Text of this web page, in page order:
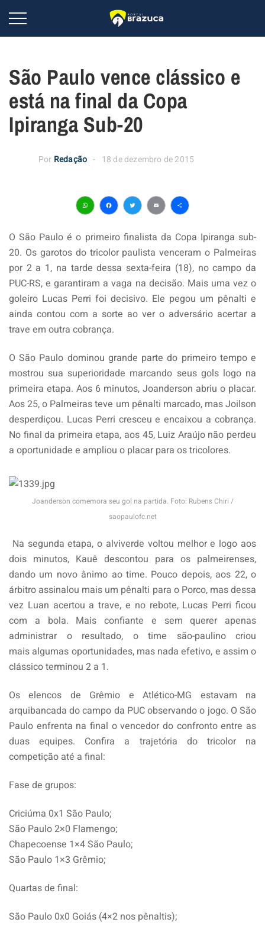
São Paulo vence clássico e
está na final da Copa
Ipiranga Sub-20
Por Redação 18 de dezembro de 2015
WhatsApp
Facebook
Twitter
EmailShare
O São Paulo é o primeiro finalista da Copa Ipiranga sub-
20. Os garotos do tricolor paulista venceram o Palmeiras
por 2 a 1, na tarde dessa sexta-feira (18), no campo da
PUC-RS, e garantiram a vaga na decisão. Mais uma vez o
goleiro Lucas Perri foi decisivo. Ele pegou um pênalti e
ainda contou com a sorte ao ver o adversário acertar a
trave em outra cobrança.
O São Paulo dominou grande parte do primeiro tempo e
mostrou sua superioridade marcando seus gols logo na
primeira etapa. Aos 6 minutos, Joanderson abriu o placar.
Aos 25, o Palmeiras teve um pênalti marcado, mas Joilson
desperdiçou. Lucas Perri cresceu e encaixou a cobrança.
No final da primeira etapa, aos 45, Luiz Araújo não perdeu
a oportunidade e ampliou o placar para os tricolores.
Joanderson comemora seu gol na partida. Foto: Rubens Chiri /
saopaulofc.net
Na segunda etapa, o alviverde voltou melhor e logo aos
dois minutos, Kauê descontou para os palmeirenses,
dando um novo ânimo ao time. Pouco depois, aos 22, o
árbitro assinalou mais um pênalti para o Porco, mas dessa
vez Luan acertou a trave, e no rebote, Lucas Perri ficou
com a bola. Mais confiante e sem querer apenas
administrar o resultado, o time são-paulino criou
mais algumas oportunidades, mas nada efetivo, e assim o
clássico terminou 2 a 1.
Os elencos de Grêmio e Atlético-MG estavam na
arquibancada do campo da PUC observando o jogo. O São
Paulo enfrenta na final o vencedor do confronto entre as
duas equipes. Confira a trajetória do tricolor na
competição até a final:
Fase de grupos:
Criciúma 0x1 São Paulo;
São Paulo 2×0 Flamengo;
Chapecoense 1×4 São Paulo;
São Paulo 1×3 Grêmio;
Quartas de final:
São Paulo 0x0 Goiás (4×2 nos pênaltis);